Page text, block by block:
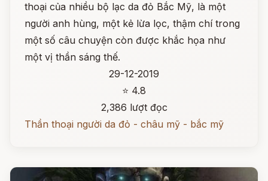
thoại của nhiều bộ lạc da đỏ Bắc Mỹ, là một
người anh hùng, một kẻ lừa lọc, thậm chí trong
một số câu chuyện còn được khắc họa như
một vị thần sáng thế.
29-12-2019
⭐ 4.8
2,386 lượt đọc
Thần thoại người da đỏ - châu mỹ - bắc mỹ